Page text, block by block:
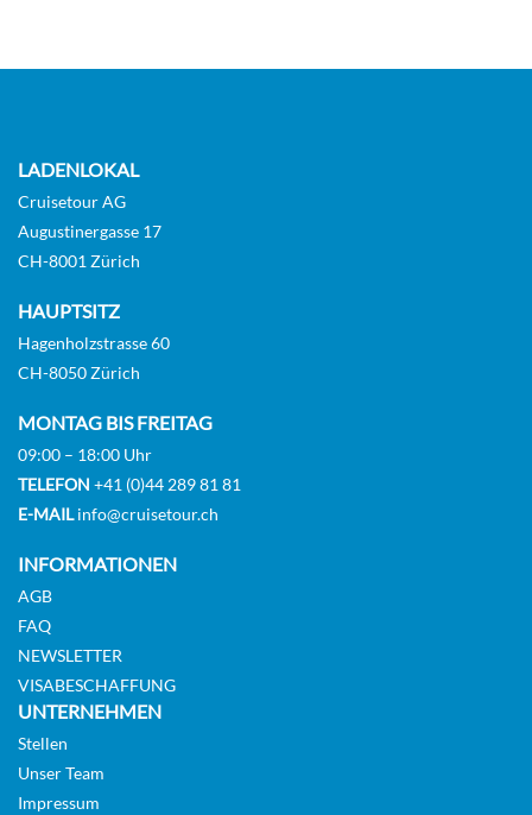
LADENLOKAL
Cruisetour AG
Augustinergasse 17
CH-8001 Zürich
HAUPTSITZ
Hagenholzstrasse 60
CH-8050 Zürich
MONTAG BIS FREITAG
09:00 – 18:00 Uhr
TELEFON +41 (0)44 289 81 81
E-MAILinfo@cruisetour.ch
INFORMATIONEN
AGB
FAQ
NEWSLETTER
VISABESCHAFFUNG
UNTERNEHMEN
Stellen
Unser Team
Impressum